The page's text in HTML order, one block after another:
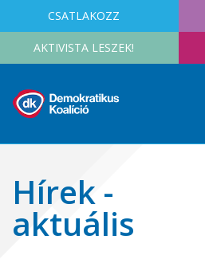
CSATLAKOZZ
AKTIVISTA LESZEK!
Hírek -
aktuális